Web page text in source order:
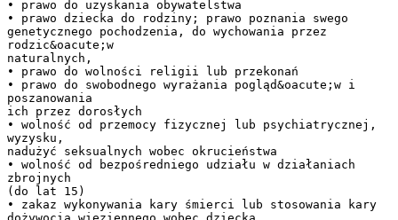
• prawo do uzyskania obywatelstwa
• prawo dziecka do rodziny; prawo poznania swego
genetycznego pochodzenia, do wychowania przez
rodzic&oacute;w
naturalnych,
• prawo do wolności religii lub przekonań
• prawo do swobodnego wyrażania pogląd&oacute;w i
poszanowania
ich przez dorosłych
• wolność od przemocy fizycznej lub psychiatrycznej,
wyzysku,
nadużyć seksualnych wobec okrucieństwa
• wolność od bezpośredniego udziału w działaniach
zbrojnych
(do lat 15)
• zakaz wykonywania kary śmierci lub stosowania kary